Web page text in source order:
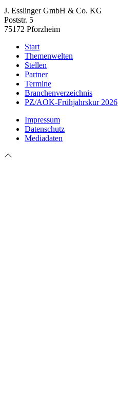
J. Esslinger GmbH & Co. KG
Poststr. 5
75172 Pforzheim
Start
Themenwelten
Stellen
Partner
Termine
Branchenverzeichnis
PZ/AOK-Frühjahrskur 2026
Impressum
Datenschutz
Mediadaten